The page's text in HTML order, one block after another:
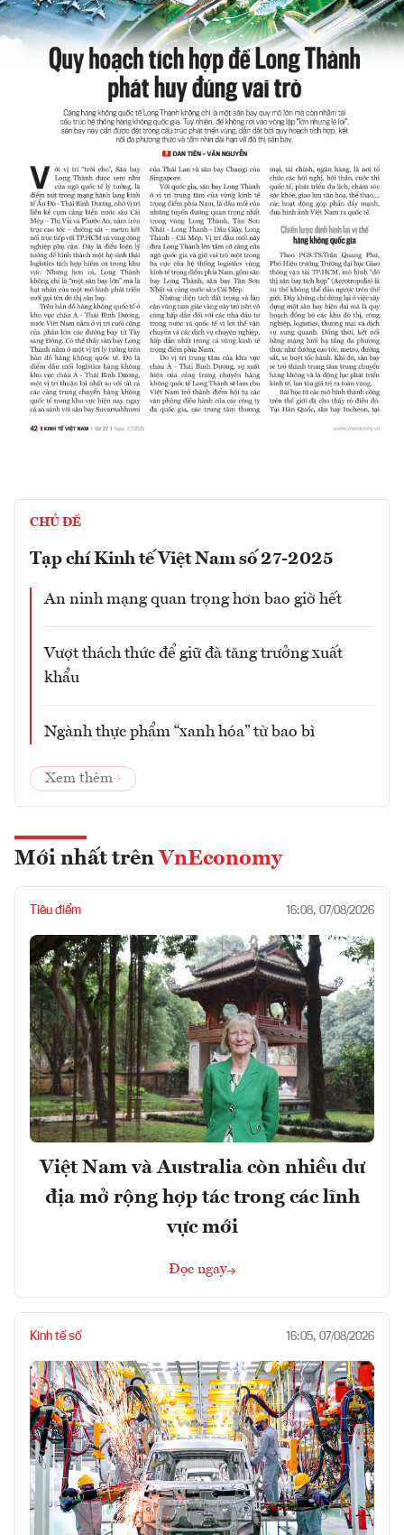
CHỦ ĐỀ
Tạp chí Kinh tế Việt Nam số 27-2025
An ninh mạng quan trọng hơn bao giờ hết
Vượt thách thức để giữ đà tăng trưởng xuất
khẩu
Ngành thực phẩm “xanh hóa” từ bao bì
Xem thêm
Mới nhất trên VnEconomy
Tiêu điểm 16:08, 07/08/2026
Việt Nam và Australia còn nhiều dư
địa mở rộng hợp tác trong các lĩnh
vực mới
Đọc ngay
Kinh tế số 16:05, 07/08/2026